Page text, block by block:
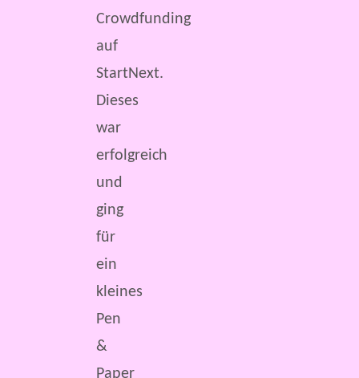
Crowdfunding
auf
StartNext.
Dieses
war
erfolgreich
und
ging
für
ein
kleines
Pen
&
Paper